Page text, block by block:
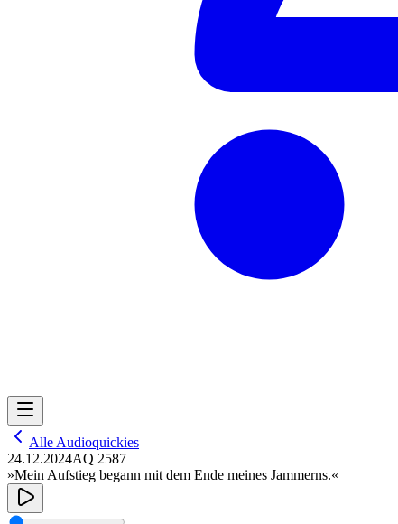
Alle Audioquickies
24.12.2024AQ 2587
»Mein Aufstieg begann mit dem Ende meines Jammerns.«